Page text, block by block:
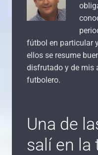
fútbol en particular
ellos se resume
disfrutado y de mis
futbolero.
Una de
salí en la